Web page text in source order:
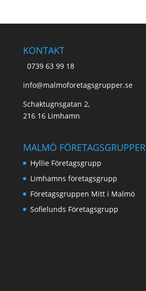
KONTAKT
0739 63 99 18
info@malmoforetagsgrupper.se
Schaktugnsgatan 2,
216 16 Limhamn
MALMÖ FÖRETAGSGRUPPER
Hyllie Företagsgrupp
Limhamns företagsgrupp
Företagsgruppen Mitt i Malmö
Sofielunds Företagsgrupp